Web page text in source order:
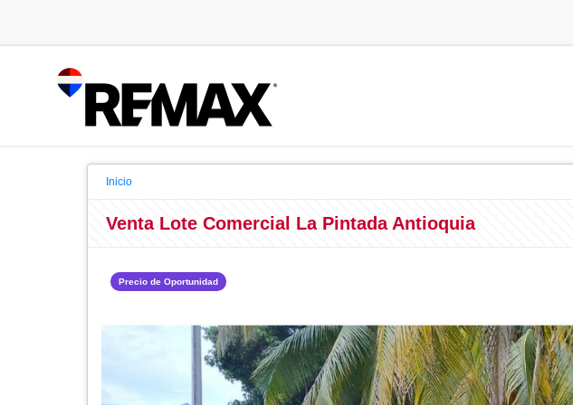
Inicio
Venta Lote Comercial La Pintada Antioquia
Precio de Oportunidad